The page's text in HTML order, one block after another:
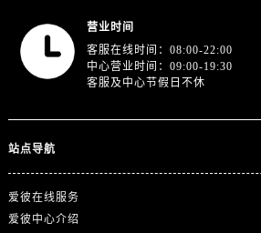
营业时间
客服在线时间：08:00-22:00
中心营业时间：09:00-19:30
客服及中心节假日不休
站点导航
爱彼在线服务
爱彼中心介绍